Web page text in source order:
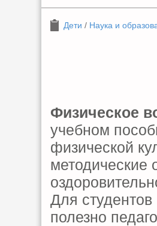
Дети / Наука и
Физическое
учебном
физической
методические
Для
полезно